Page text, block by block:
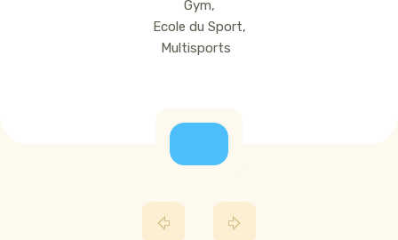
Gym,
Ecole du Sport,
Multisports